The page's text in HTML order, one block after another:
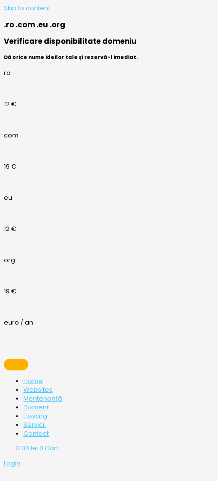
Skip to content
.ro .com .eu .org
Verificare disponibilitate domeniu
Dă orice nume ideilor tale și rezervă-l imediat.
ro
12 €
com
19 €
eu
12 €
org
19 €
euro / an
Home
Websites
Mentenanță
Domenii
Hosting
Servicii
Contact
0.00 lei 0 Cart
Login